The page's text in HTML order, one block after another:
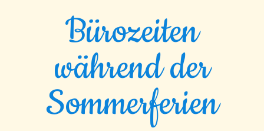
EVENT TIMESLOTS (1)
8:50
Bürozeiten
während der
Sommerferien